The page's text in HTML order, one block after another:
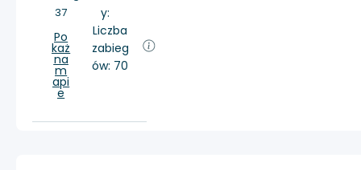
37
Po
każ
na
m
api
e
y:
Liczba
zabieg
ów: 70